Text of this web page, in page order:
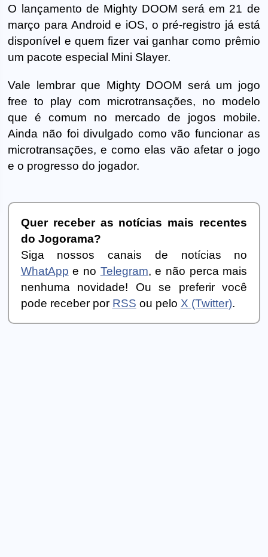
O lançamento de Mighty DOOM será em 21 de
março para Android e iOS, o pré-registro já está
disponível e quem fizer vai ganhar como prêmio
um pacote especial Mini Slayer.
Vale lembrar que Mighty DOOM será um jogo
free to play com microtransações, no modelo
que é comum no mercado de jogos mobile.
Ainda não foi divulgado como vão funcionar as
microtransações, e como elas vão afetar o jogo
e o progresso do jogador.
Quer receber as notícias mais recentes
do Jogorama?
Siga nossos canais de notícias no
WhatApp e no Telegram, e não perca mais
nenhuma novidade! Ou se preferir você
pode receber por RSS ou pelo X (Twitter).